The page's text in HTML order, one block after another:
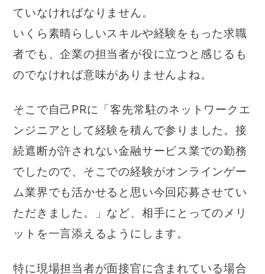
ていなければなりません。
いくら素晴らしいスキルや経験をもった求職
者でも、企業の担当者が役に立つと感じるも
のでなければ意味がありませんよね。
そこで自己PRに「客先常駐のネットワークエ
ンジニアとして経験を積んで参りました。接
続遮断が許されない金融サービス業での勤務
でしたので、そこでの経験がオンラインゲー
ム業界でも活かせると思い今回応募させてい
ただきました。」など、相手にとってのメリ
ットを一言添えるようにします。
特に現場担当者が面接官に含まれている場合